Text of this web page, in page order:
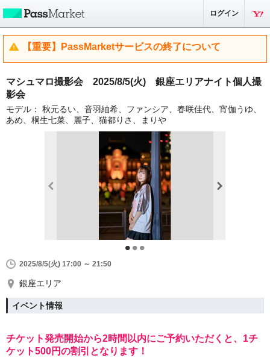
ログイン
【重要】PassMarketサービスの終了について
マシュマロ撮影会 2025/8/5(火) 銀座エリアナイト個人撮
影会
モデル： 秋元るい、音羽紬希、ファンシア、春咲佳代、宵伽うゆ、
あめ、桐生七菜、麗子、猫都りさ、まりや
2025/8/5(火) 17:00 ～ 21:50
銀座エリア
イベント情報
チケット発売開始から2時間以内にご予約いただくと、1チ
ケット500円の割引となります！